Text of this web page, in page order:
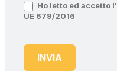
Ho letto ed accetto l'
UE 679/2016
INVIA